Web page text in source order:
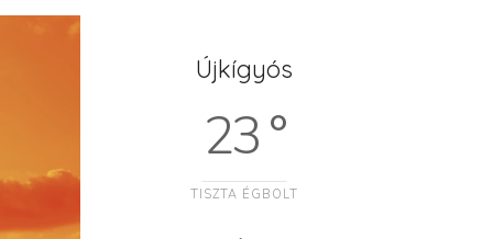
Újkígyós
23 °
TISZTA ÉGBOLT